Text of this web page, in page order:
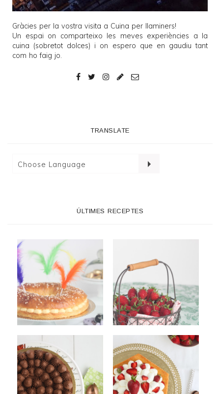
Gràcies per la vostra visita a Cuina per llaminers!
Un espai on comparteixo les meves experiències a la
cuina (sobretot dolces) i on espero que en gaudiu tant
com ho faig jo.
TRANSLATE
ÚLTIMES RECEPTES